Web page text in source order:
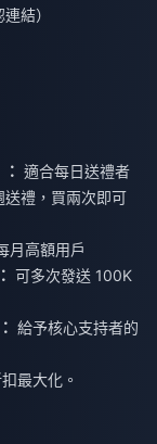
結）
適合每日送禮者
送禮，買兩次即可
月高額用戶
可多次發送 100K
給予核心支持者的
最大化。